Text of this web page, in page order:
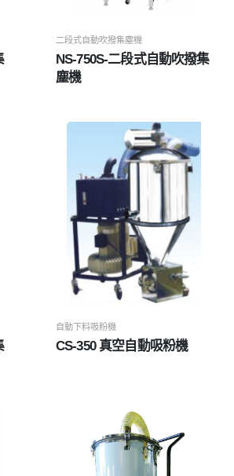
二段式自動吹撥集塵機
NS-750S-二段式自動吹撥集
塵機
自動下料吸粉機
CS-350 真空自動吸粉機